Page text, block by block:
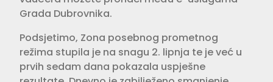
Grada Dubrovnika.
Podsjetimo, Zona posebnog prometnog
režima stupila je na snagu 2. lipnja te je već u
prvih sedam dana pokazala uspješne